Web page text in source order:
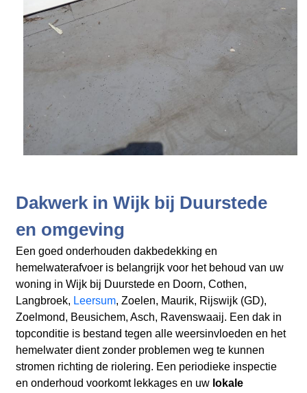
Dakwerk in Wijk bij Duurstede
en omgeving
Een goed onderhouden dakbedekking en
hemelwaterafvoer is belangrijk voor het behoud van uw
woning in Wijk bij Duurstede en Doorn, Cothen,
Langbroek, Leersum, Zoelen, Maurik, Rijswijk (GD),
Zoelmond, Beusichem, Asch, Ravenswaaij. Een dak in
topconditie is bestand tegen alle weersinvloeden en het
hemelwater dient zonder problemen weg te kunnen
stromen richting de riolering. Een periodieke inspectie
en onderhoud voorkomt lekkages en uw lokale